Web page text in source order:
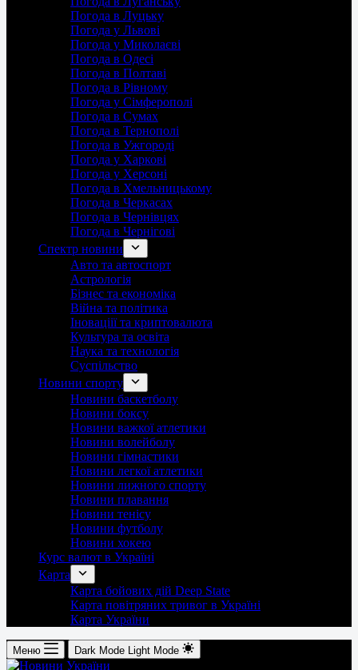
Погода в Луцьку
Погода у Львові
Погода у Миколаєві
Погода в Одесі
Погода в Полтаві
Погода в Рівному
Погода у Сімферополі
Погода в Сумах
Погода в Тернополі
Погода в Ужгороді
Погода у Харкові
Погода у Херсоні
Погода в Хмельницькому
Погода в Черкасах
Погода в Чернівцях
Погода в Чернігові
Спектр новини
Авто та автоспорт
Астрологія
Бізнес та економіка
Війна та політика
Іноваціії та криптовалюта
Культура та освіта
Наука та технологія
Суспільство
Новини спорту
Новини баскетболу
Новини боксу
Новини важкої атлетики
Новини волейболу
Новини гімнастики
Новини легкої атлетики
Новини лижного спорту
Новини плавання
Новини тенісу
Новини футболу
Новини хокею
Курс валют в Україні
Карта
Карта бойових дій Deep State
Карта повітряних тривог в Україні
Карта України
Меню Dark Mode Light Mode